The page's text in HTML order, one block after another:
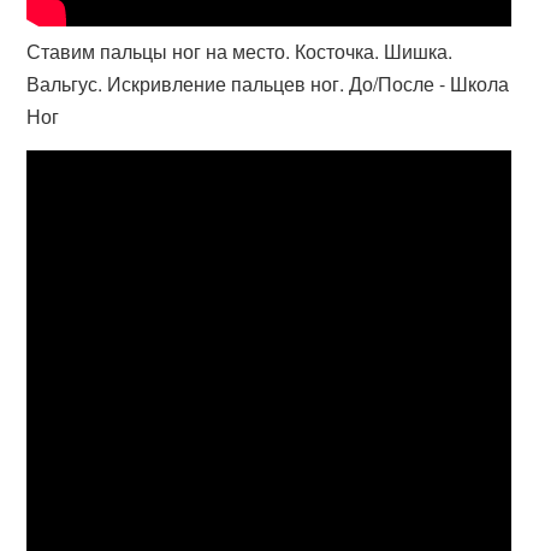
Ставим пальцы ног на место. Косточка. Шишка.
Вальгус. Искривление пальцев ног. До/После - Школа
Ног